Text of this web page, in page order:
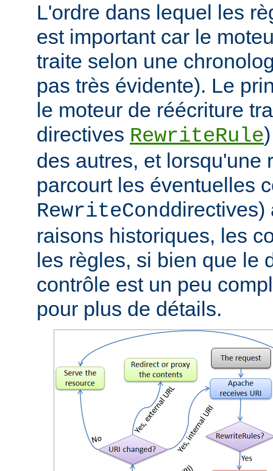
L'ordre dans lequel les
est important car le
traite selon une
pas très évidente). Le
le moteur de réécriture
directives RewriteRule
des autres, et lorsqu'une
parcourt les éventuelles
RewriteConddirectives)
raisons historiques, les
les règles, si bien que le
contrôle est un peu
pour plus de détails.